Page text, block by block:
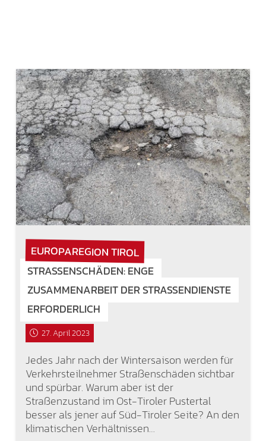
EUROPAREGION TIROL
STRASSENSCHÄDEN: ENGE Z
USAMMENARBEIT DER STRASSENDIENSTE ER
FORDERLICH
27. April 2023
Jedes Jahr nach der Wintersaison werden für
Verkehrsteilnehmer Straßenschäden sichtbar
und spürbar. Warum aber ist der
Straßenzustand im Ost-Tiroler Pustertal
besser als jener auf Süd-Tiroler Seite? An den
klimatischen Verhältnissen…